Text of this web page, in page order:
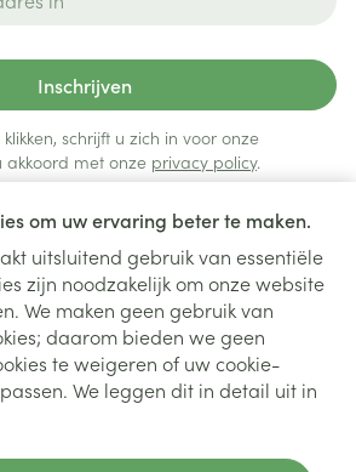
om uw ervaring beter te maken.
uitsluitend gebruik van essentiële
zijn noodzakelijk om onze website
We maken geen gebruik van
daarom bieden we geen
te weigeren of uw cookie-
We leggen dit in detail uit in
Inschrijven
schrijft u zich in voor onze
met onze privacy policy.